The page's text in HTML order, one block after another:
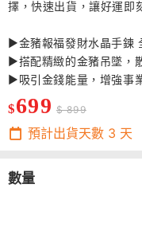
擇，快速出貨，讓好運即
▶金豬報福發財水晶手鍊
▶搭配精緻的金豬吊墜，
▶吸引金錢能量，增強事
$699 $ 899
預計出貨天數 3 天
數量